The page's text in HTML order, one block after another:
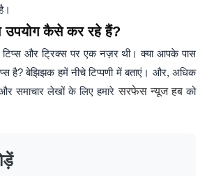
कैसे कर रहे हैं?
और ट्रिक्स पर एक नज़र थी। क्या आपके पास
है? बेझिझक हमें नीचे टिप्पणी में बताएं। और, अधिक
समाचार लेखों के लिए हमारेसरफेस न्यूज हबको